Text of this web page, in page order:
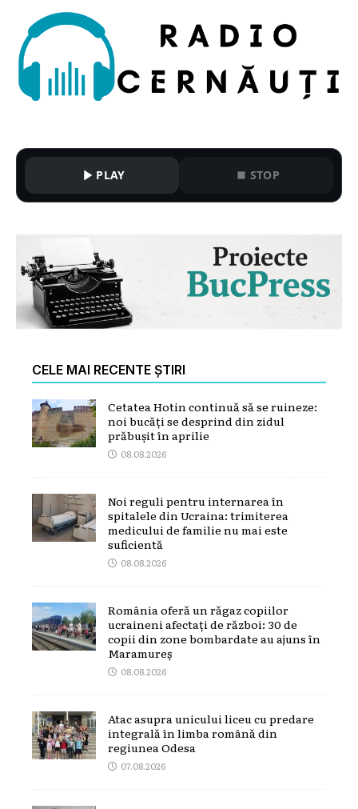
PLAY STOP
CELE MAI RECENTE ȘTIRI
Cetatea Hotin continuă să se ruineze:
noi bucăți se desprind din zidul
prăbușit în aprilie
08.08.2026
Noi reguli pentru internarea în
spitalele din Ucraina: trimiterea
medicului de familie nu mai este
suficientă
08.08.2026
România oferă un răgaz copiilor
ucraineni afectați de război: 30 de
copii din zone bombardate au ajuns în
Maramureș
08.08.2026
Atac asupra unicului liceu cu predare
integrală în limba română din
regiunea Odesa
07.08.2026